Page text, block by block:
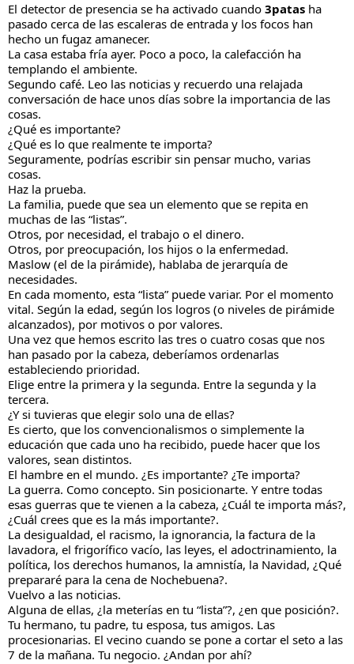
El detector de presencia se ha activado cuando 3patas ha
pasado cerca de las escaleras de entrada y los focos han
hecho un fugaz amanecer.
La casa estaba fría ayer. Poco a poco, la calefacción ha
templando el ambiente.
Segundo café. Leo las noticias y recuerdo una relajada
conversación de hace unos días sobre la importancia de las
cosas.
¿Qué es importante?
¿Qué es lo que realmente te importa?
Seguramente, podrías escribir sin pensar mucho, varias
cosas.
Haz la prueba.
La familia, puede que sea un elemento que se repita en
muchas de las “listas”.
Otros, por necesidad, el trabajo o el dinero.
Otros, por preocupación, los hijos o la enfermedad.
Maslow (el de la pirámide), hablaba de jerarquía de
necesidades.
En cada momento, esta “lista” puede variar. Por el momento
vital. Según la edad, según los logros (o niveles de pirámide
alcanzados), por motivos o por valores.
Una vez que hemos escrito las tres o cuatro cosas que nos
han pasado por la cabeza, deberíamos ordenarlas
estableciendo prioridad.
Elige entre la primera y la segunda. Entre la segunda y la
tercera.
¿Y si tuvieras que elegir solo una de ellas?
Es cierto, que los convencionalismos o simplemente la
educación que cada uno ha recibido, puede hacer que los
valores, sean distintos.
El hambre en el mundo. ¿Es importante? ¿Te importa?
La guerra. Como concepto. Sin posicionarte. Y entre todas
esas guerras que te vienen a la cabeza, ¿Cuál te importa más?,
¿Cuál crees que es la más importante?.
La desigualdad, el racismo, la ignorancia, la factura de la
lavadora, el frigorífico vacío, las leyes, el adoctrinamiento, la
política, los derechos humanos, la amnistía, la Navidad, ¿Qué
prepararé para la cena de Nochebuena?.
Vuelvo a las noticias.
Alguna de ellas, ¿la meterías en tu “lista”?, ¿en que posición?.
Tu hermano, tu padre, tu esposa, tus amigos. Las
procesionarias. El vecino cuando se pone a cortar el seto a las
7 de la mañana. Tu negocio. ¿Andan por ahí?